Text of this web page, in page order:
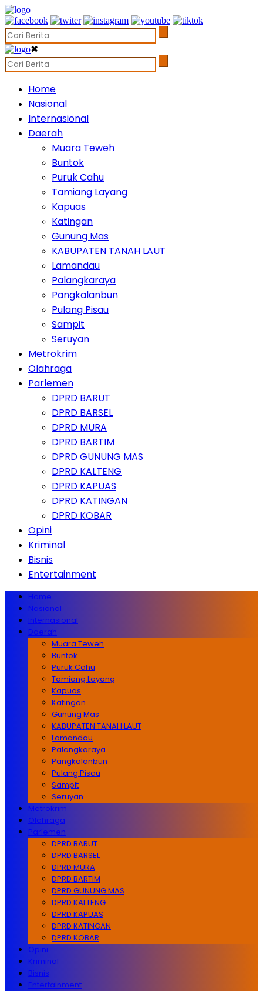
✖
Home
Nasional
Internasional
Daerah
Muara Teweh
Buntok
Puruk Cahu
Tamiang Layang
Kapuas
Katingan
Gunung Mas
KABUPATEN TANAH LAUT
Lamandau
Palangkaraya
Pangkalanbun
Pulang Pisau
Sampit
Seruyan
Metrokrim
Olahraga
Parlemen
DPRD BARUT
DPRD BARSEL
DPRD MURA
DPRD BARTIM
DPRD GUNUNG MAS
DPRD KALTENG
DPRD KAPUAS
DPRD KATINGAN
DPRD KOBAR
Opini
Kriminal
Bisnis
Entertainment
Home
Nasional
Internasional
Daerah
Muara Teweh
Buntok
Puruk Cahu
Tamiang Layang
Kapuas
Katingan
Gunung Mas
KABUPATEN TANAH LAUT
Lamandau
Palangkaraya
Pangkalanbun
Pulang Pisau
Sampit
Seruyan
Metrokrim
Olahraga
Parlemen
DPRD BARUT
DPRD BARSEL
DPRD MURA
DPRD BARTIM
DPRD GUNUNG MAS
DPRD KALTENG
DPRD KAPUAS
DPRD KATINGAN
DPRD KOBAR
Opini
Kriminal
Bisnis
Entertainment